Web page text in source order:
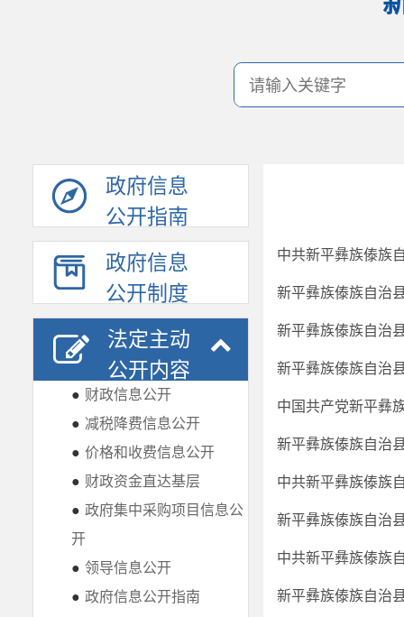
政府信息
公开指南
政府信息
公开制度
法定主动
公开内容
● 财政信息公开
● 减税降费信息公开
● 价格和收费信息公开
● 财政资金直达基层
● 政府集中采购项目信息公
开
● 领导信息公开
● 政府信息公开指南
中共新平彝族傣族
新平彝族傣族自治
新平彝族傣族自治
新平彝族傣族自治
中国共产党新平彝
新平彝族傣族自治
中共新平彝族傣族
新平彝族傣族自治
中共新平彝族傣族
新平彝族傣族自治